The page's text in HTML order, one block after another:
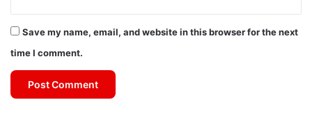
Save my name, email, and website in this browser for the next
time I comment.